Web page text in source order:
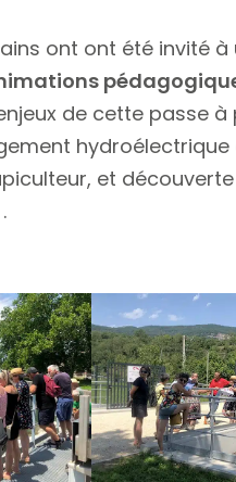
ont ont été invité à
de cette passe
hydroélectrique
et
.